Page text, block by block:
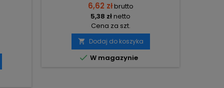
6,62 złbrutto
5,38 złnetto
Cena za szt.
 Dodaj do koszyka
 W magazynie